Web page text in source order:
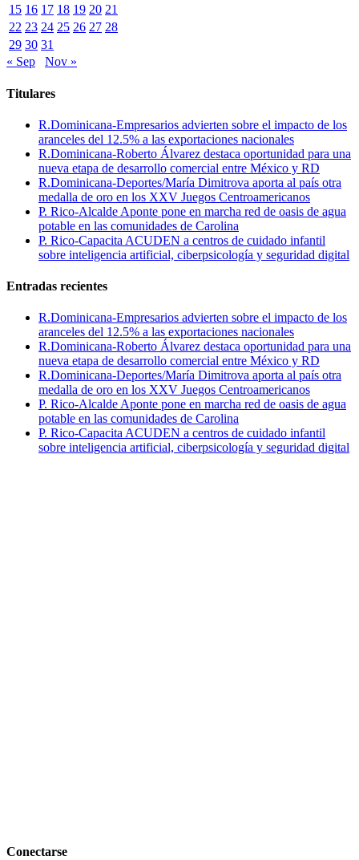
15 16 17 18 19 20 21
22 23 24 25 26 27 28
29 30 31
« Sep
Nov »
Titulares
R.Dominicana-Empresarios advierten sobre el impacto de los
aranceles del 12.5% a las exportaciones nacionales
R.Dominicana-Roberto Álvarez destaca oportunidad para una
nueva etapa de desarrollo comercial entre México y RD
R.Dominicana-Deportes/María Dimitrova aporta al país otra
medalla de oro en los XXV Juegos Centroamericanos
P. Rico-Alcalde Aponte pone en marcha red de oasis de agua
potable en las comunidades de Carolina
P. Rico-Capacita ACUDEN a centros de cuidado infantil
sobre inteligencia artificial, ciberpsicología y seguridad digital
Entradas recientes
R.Dominicana-Empresarios advierten sobre el impacto de los
aranceles del 12.5% a las exportaciones nacionales
R.Dominicana-Roberto Álvarez destaca oportunidad para una
nueva etapa de desarrollo comercial entre México y RD
R.Dominicana-Deportes/María Dimitrova aporta al país otra
medalla de oro en los XXV Juegos Centroamericanos
P. Rico-Alcalde Aponte pone en marcha red de oasis de agua
potable en las comunidades de Carolina
P. Rico-Capacita ACUDEN a centros de cuidado infantil
sobre inteligencia artificial, ciberpsicología y seguridad digital
Conectarse